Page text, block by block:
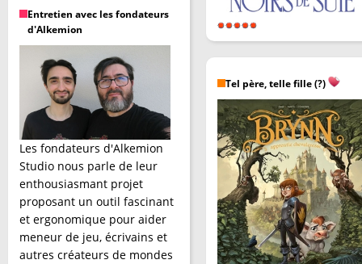
Entretien avec les fondateurs
d'Alkemion
Les fondateurs d'Alkemion
Studio nous parle de leur
enthousiasmant projet
proposant un outil fascinant
et ergonomique pour aider
meneur de jeu, écrivains et
autres créateurs de mondes
Tel père, telle fille (?)